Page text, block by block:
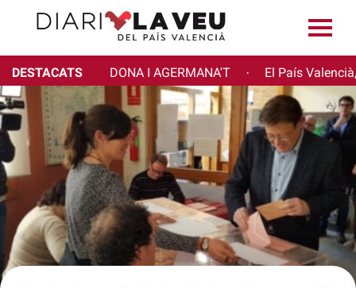
DESTACATS DONA I AGERMANA'T · El País